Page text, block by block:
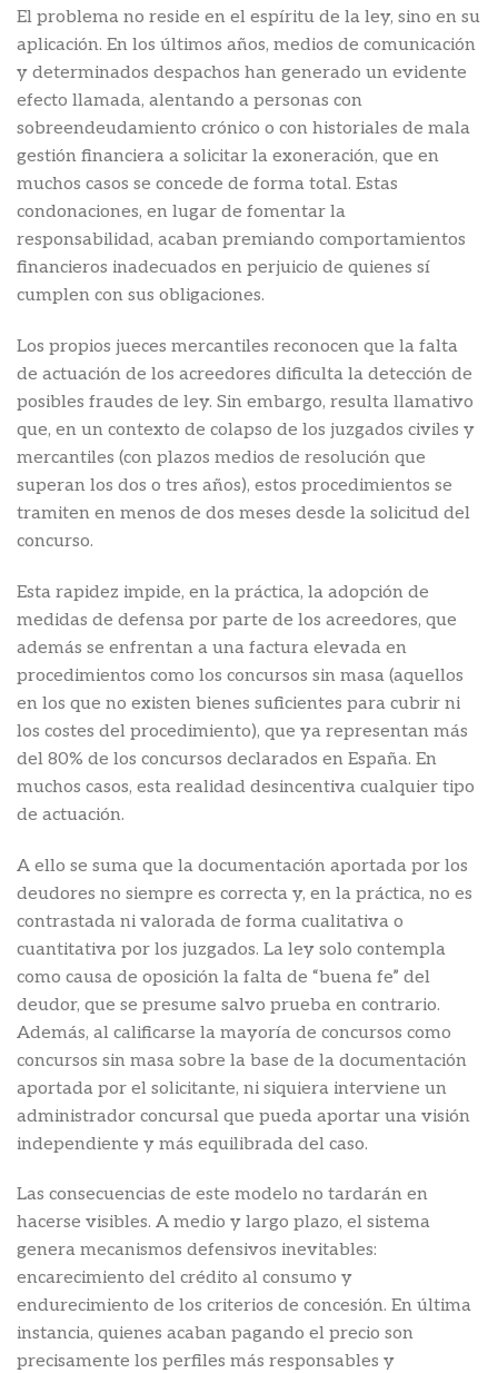
El problema no reside en el espíritu de la ley, sino en su
aplicación. En los últimos años, medios de comunicación
y determinados despachos han generado un evidente
efecto llamada, alentando a personas con
sobreendeudamiento crónico o con historiales de mala
gestión financiera a solicitar la exoneración, que en
muchos casos se concede de forma total. Estas
condonaciones, en lugar de fomentar la
responsabilidad, acaban premiando comportamientos
financieros inadecuados en perjuicio de quienes sí
cumplen con sus obligaciones.
Los propios jueces mercantiles reconocen que la falta
de actuación de los acreedores dificulta la detección de
posibles fraudes de ley. Sin embargo, resulta llamativo
que, en un contexto de colapso de los juzgados civiles y
mercantiles (con plazos medios de resolución que
superan los dos o tres años), estos procedimientos se
tramiten en menos de dos meses desde la solicitud del
concurso.
Esta rapidez impide, en la práctica, la adopción de
medidas de defensa por parte de los acreedores, que
además se enfrentan a una factura elevada en
procedimientos como los concursos sin masa (aquellos
en los que no existen bienes suficientes para cubrir ni
los costes del procedimiento), que ya representan más
del 80% de los concursos declarados en España. En
muchos casos, esta realidad desincentiva cualquier tipo
de actuación.
A ello se suma que la documentación aportada por los
deudores no siempre es correcta y, en la práctica, no es
contrastada ni valorada de forma cualitativa o
cuantitativa por los juzgados. La ley solo contempla
como causa de oposición la falta de “buena fe” del
deudor, que se presume salvo prueba en contrario.
Además, al calificarse la mayoría de concursos como
concursos sin masa sobre la base de la documentación
aportada por el solicitante, ni siquiera interviene un
administrador concursal que pueda aportar una visión
independiente y más equilibrada del caso.
Las consecuencias de este modelo no tardarán en
hacerse visibles. A medio y largo plazo, el sistema
genera mecanismos defensivos inevitables:
encarecimiento del crédito al consumo y
endurecimiento de los criterios de concesión. En última
instancia, quienes acaban pagando el precio son
precisamente los perfiles más responsables y